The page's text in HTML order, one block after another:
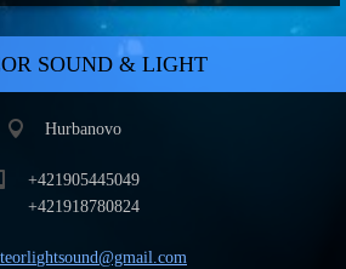
SOUND & LIGHT
Hurbanovo
+421905445049
+421918780824
ghtsound@gmail.com